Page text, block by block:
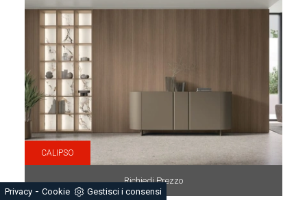
CALIPSO
Richiedi Prezzo
Privacy - Cookie Gestisci i consensi